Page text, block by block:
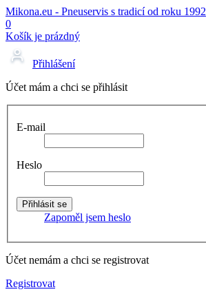
Mikona.eu - Pneuservis s tradicí od roku 1992
0
Košík je prázdný
Přihlášení
Účet mám a chci se přihlásit
E-mail
Heslo
Zapoměl jsem heslo
Účet nemám a chci se registrovat
Registrovat